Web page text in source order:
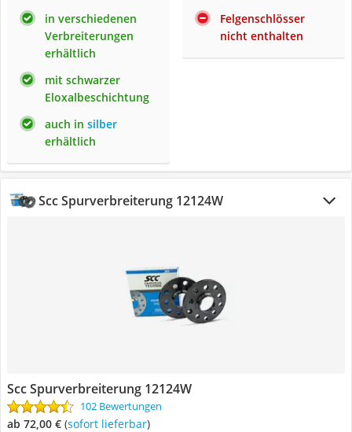
in verschiedenen
Verbreiterungen
erhältlich
mit schwarzer
Eloxalbeschichtung
auch in silber
erhältlich
Felgenschlösser
nicht enthalten
Scc Spurverbreiterung 12124W
Scc Spurverbreiterung 12124W
102 Bewertungen
ab 72,00 € ( Sofort lieferbar)